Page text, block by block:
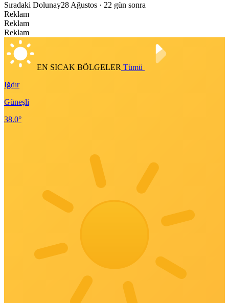
Sıradaki Dolunay28 Ağustos · 22 gün sonra
Reklam
Reklam
Reklam
EN SICAK BÖLGELER Tümü
Iğdır
Güneşli
38.0°